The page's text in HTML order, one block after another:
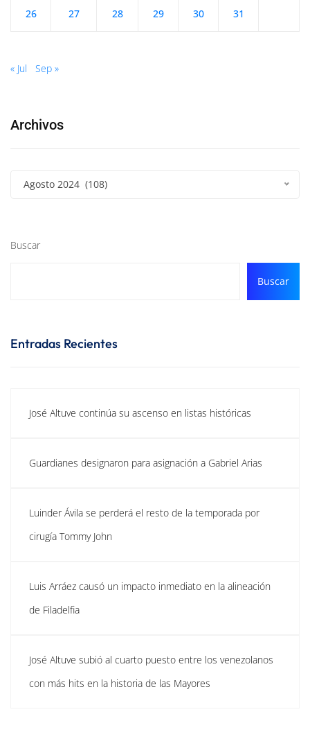
26 27 28 29 30 31
« Jul Sep »
Archivos
Agosto 2024 (108)
Buscar
Buscar
Entradas Recientes
José Altuve continúa su ascenso en listas históricas
Guardianes designaron para asignación a Gabriel Arias
Luinder Ávila se perderá el resto de la temporada por
cirugía Tommy John
Luis Arráez causó un impacto inmediato en la alineación
de Filadelfia
José Altuve subió al cuarto puesto entre los venezolanos
con más hits en la historia de las Mayores